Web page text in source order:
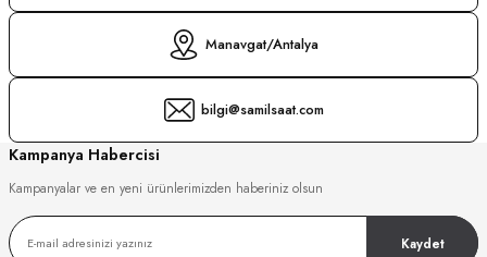
Manavgat/Antalya
bilgi@samilsaat.com
Kampanya Habercisi
Kampanyalar ve en yeni ürünlerimizden haberiniz olsun
Kaydet